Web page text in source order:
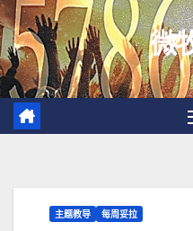
跳
至
内
容
微
主题教导 每周妥拉